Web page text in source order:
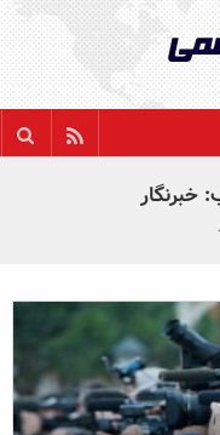
شماست:
خبرنگار